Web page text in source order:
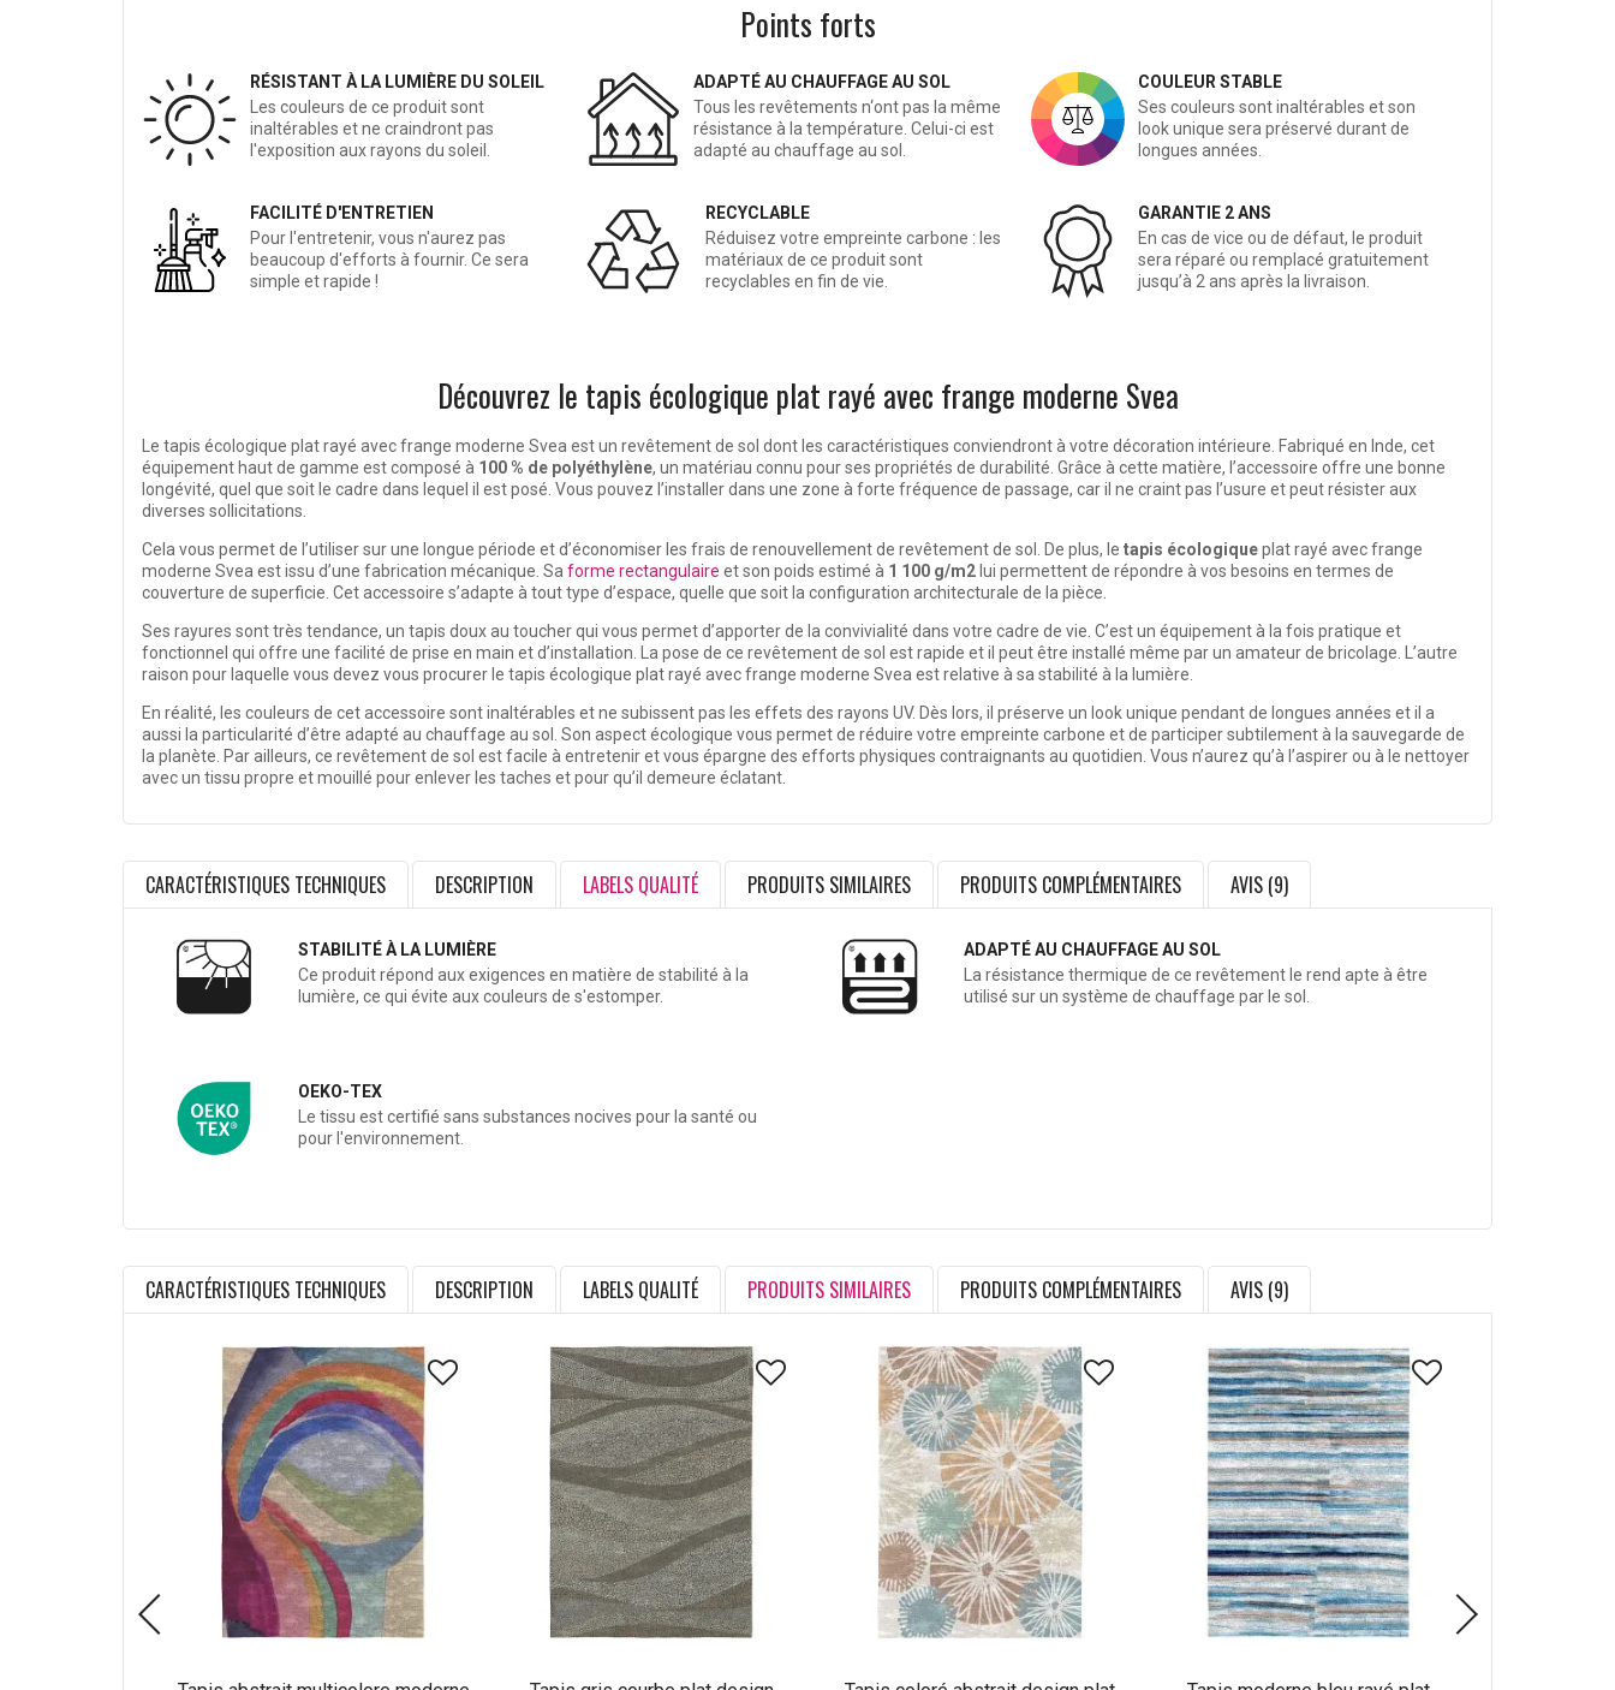
Points forts
RÉSISTANT À LA LUMIÈRE DU SOLEIL
Les couleurs de ce produit sont
inaltérables et ne craindront pas
l'exposition aux rayons du soleil.
ADAPTÉ AU CHAUFFAGE AU SOL
Tous les revêtements n‘ont pas la même
résistance à la température. Celui-ci est
adapté au chauffage au sol.
COULEUR STABLE
Ses couleurs sont inaltérables et son
look unique sera préservé durant de
longues années.
FACILITÉ D'ENTRETIEN
Pour l'entretenir, vous n'aurez pas
beaucoup d'efforts à fournir. Ce sera
simple et rapide !
RECYCLABLE
Réduisez votre empreinte carbone : les
matériaux de ce produit sont
recyclables en fin de vie.
GARANTIE 2 ANS
En cas de vice ou de défaut, le produit
sera réparé ou remplacé gratuitement
jusqu’à 2 ans après la livraison.
Découvrez le tapis écologique plat rayé avec frange moderne Svea
Le tapis écologique plat rayé avec frange moderne Svea est un revêtement de sol dont les caractéristiques conviendront à votre décoration intérieure. Fabriqué en Inde, cet
équipement haut de gamme est composé à 100 % de polyéthylène, un matériau connu pour ses propriétés de durabilité. Grâce à cette matière, l’accessoire offre une bonne
longévité, quel que soit le cadre dans lequel il est posé. Vous pouvez l’installer dans une zone à forte fréquence de passage, car il ne craint pas l’usure et peut résister aux
diverses sollicitations.
Cela vous permet de l’utiliser sur une longue période et d’économiser les frais de renouvellement de revêtement de sol. De plus, le tapis écologiqueplat rayé avec frange
moderne Svea est issu d’une fabrication mécanique. Sa forme rectangulaire et son poids estimé à 1 100 g/m2 lui permettent de répondre à vos besoins en termes de
couverture de superficie. Cet accessoire s’adapte à tout type d’espace, quelle que soit la configuration architecturale de la pièce.
Ses rayures sont très tendance, un tapis doux au toucher qui vous permet d’apporter de la convivialité dans votre cadre de vie. C’est un équipement à la fois pratique et
fonctionnel qui offre une facilité de prise en main et d’installation. La pose de ce revêtement de sol est rapide et il peut être installé même par un amateur de bricolage. L’autre
raison pour laquelle vous devez vous procurer le tapis écologique plat rayé avec frange moderne Svea est relative à sa stabilité à la lumière.
En réalité, les couleurs de cet accessoire sont inaltérables et ne subissent pas les effets des rayons UV. Dès lors, il préserve un look unique pendant de longues années et il a
aussi la particularité d’être adapté au chauffage au sol. Son aspect écologique vous permet de réduire votre empreinte carbone et de participer subtilement à la sauvegarde de
la planète. Par ailleurs, ce revêtement de sol est facile à entretenir et vous épargne des efforts physiques contraignants au quotidien. Vous n’aurez qu’à l’aspirer ou à le nettoyer
avec un tissu propre et mouillé pour enlever les taches et pour qu’il demeure éclatant.
CARACTÉRISTIQUES TECHNIQUES DESCRIPTION LABELS QUALITÉ PRODUITS SIMILAIRES PRODUITS COMPLÉMENTAIRES AVIS (9)
STABILITÉ À LA LUMIÈRE
Ce produit répond aux exigences en matière de stabilité à la
lumière, ce qui évite aux couleurs de s'estomper.
ADAPTÉ AU CHAUFFAGE AU SOL
La résistance thermique de ce revêtement le rend apte à être
utilisé sur un système de chauffage par le sol.
OEKO-TEX
Le tissu est certifié sans substances nocives pour la santé ou
pour l'environnement.
CARACTÉRISTIQUES TECHNIQUES DESCRIPTION LABELS QUALITÉ PRODUITS SIMILAIRES PRODUITS COMPLÉMENTAIRES AVIS (9)